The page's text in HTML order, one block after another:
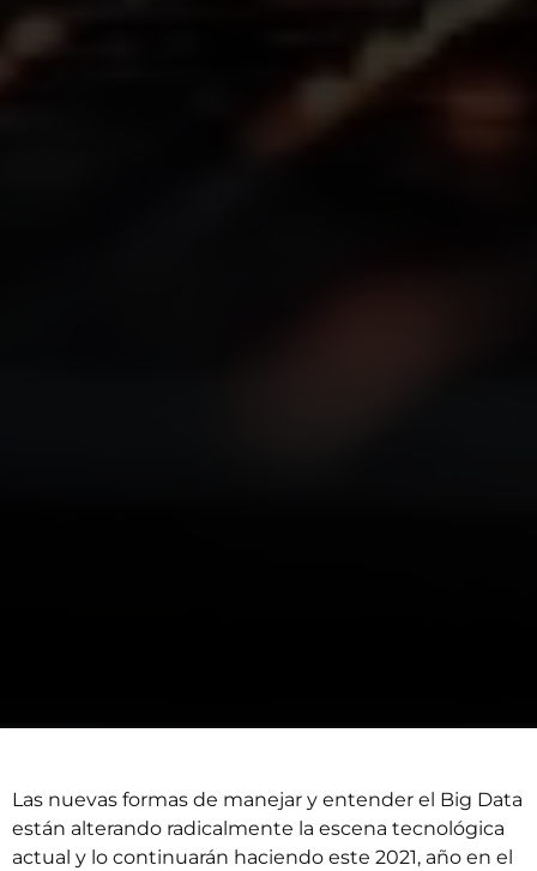
Las nuevas formas de manejar y entender el Big Data
están alterando radicalmente la escena tecnológica
actual y lo continuarán haciendo este 2021, año en el